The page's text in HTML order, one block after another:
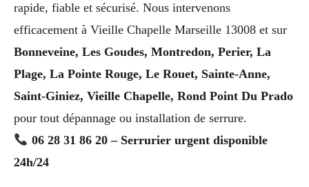
rapide, fiable et sécurisé. Nous intervenons
efficacement à Vieille Chapelle Marseille 13008 et sur
Bonneveine, Les Goudes, Montredon, Perier, La
Plage, La Pointe Rouge, Le Rouet, Sainte-Anne,
Saint-Giniez, Vieille Chapelle, Rond Point Du Prado
pour tout dépannage ou installation de serrure.
06 28 31 86 20 – Serrurier urgent disponible
24h/24